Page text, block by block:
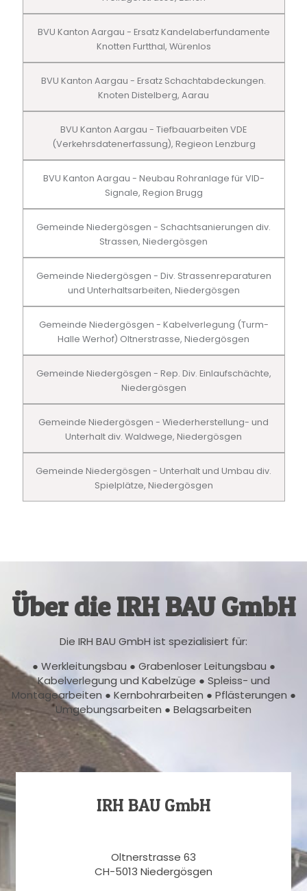
BVU Kanton Aargau - Ersatz Kandelaberfundamente
Knotten Furtthal, Würenlos
BVU Kanton Aargau - Ersatz Schachtabdeckungen.
Knoten Distelberg, Aarau
BVU Kanton Aargau - Tiefbauarbeiten VDE
(Verkehrsdatenerfassung), Regieon Lenzburg
BVU Kanton Aargau - Neubau Rohranlage für VID-
Signale, Region Brugg
Gemeinde Niedergösgen - Schachtsanierungen div.
Strassen, Niedergösgen
Gemeinde Niedergösgen - Div. Strassenreparaturen
und Unterhaltsarbeiten, Niedergösgen
Gemeinde Niedergösgen - Kabelverlegung (Turm-
Halle Werhof) Oltnerstrasse, Niedergösgen
Gemeinde Niedergösgen - Rep. Div. Einlaufschächte,
Niedergösgen
Gemeinde Niedergösgen - Wiederherstellung- und
Unterhalt div. Waldwege, Niedergösgen
Gemeinde Niedergösgen - Unterhalt und Umbau div.
Spielplätze, Niedergösgen
Über die IRH BAU GmbH
Die IRH BAU GmbH ist spezialisiert für:
● Werkleitungsbau ● Grabenloser Leitungsbau ●
Kabelverlegung und Kabelzüge ● Spleiss- und
Montagearbeiten ● Kernbohrarbeiten ● Pflästerungen ●
Umgebungsarbeiten ● Belagsarbeiten
IRH BAU GmbH
Oltnerstrasse 63
CH-5013 Niedergösgen